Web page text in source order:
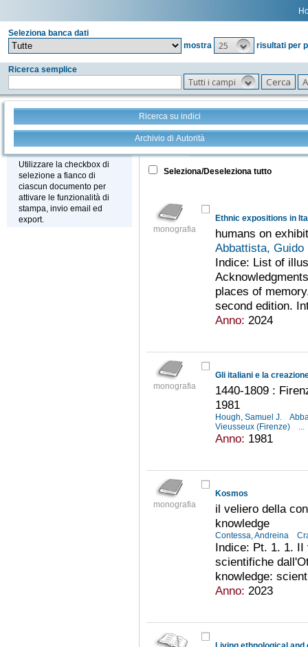
Seleziona banca dati
mostra
25 risultati per
Ricerca semplice
Tutti i campi
Ricerca su indici
Archivio di Autorità
Stampa - Email - Export
Utilizzare la checkbox di
selezione a fianco di
ciascun documento per
attivare le funzionalità di
stampa, invio email ed
export.
Tutto +
Seleziona/Deseleziona tutto
monografia
Ethnic expositions in
humans on
Abbattista, Guido
Indice: List of
places of
second edition.
Anno: 2024
monografia
Gli italiani e la
1440-1809 :
1981
Hough, Samuel J.
Vieusseux (Firenze)
...
Anno: 1981
monografia
Kosmos
il veliero della
knowledge
Contessa, Andreina
Indice: Pt. 1. 1. II
scientifiche
knowledge:
Anno: 2023